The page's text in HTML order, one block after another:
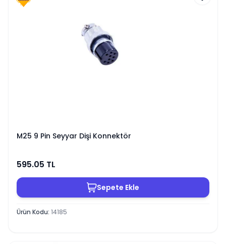
M25 9 Pin Seyyar Dişi Konnektör
595.05 TL
Sepete Ekle
Ürün Kodu: 14185